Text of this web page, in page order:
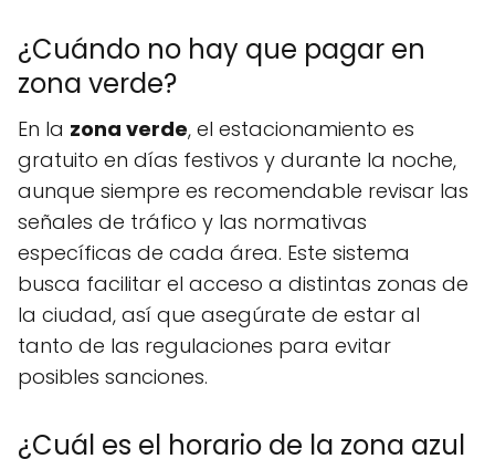
¿Cuándo no hay que pagar en
zona verde?
En la zona verde, el estacionamiento es
gratuito en días festivos y durante la noche,
aunque siempre es recomendable revisar las
señales de tráfico y las normativas
específicas de cada área. Este sistema
busca facilitar el acceso a distintas zonas de
la ciudad, así que asegúrate de estar al
tanto de las regulaciones para evitar
posibles sanciones.
¿Cuál es el horario de la zona azul